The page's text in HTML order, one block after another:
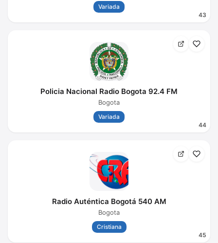
43
Variada
44
Policia Nacional Radio Bogota 92.4 FM
Bogota
Variada
45
Radio Auténtica Bogotá 540 AM
Bogota
Cristiana